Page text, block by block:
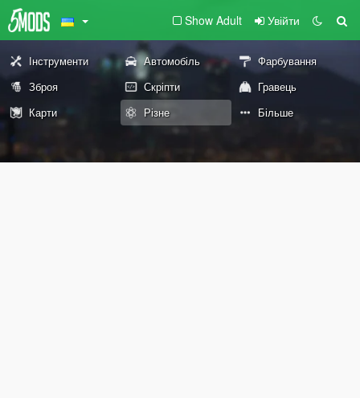
Show Adult Увійти
Інструменти Автомобіль
Фарбування
Зброя
Скріпти
Гравець
Карти
Різне Більше